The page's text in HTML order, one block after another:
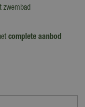
zwembad
complete aanbod